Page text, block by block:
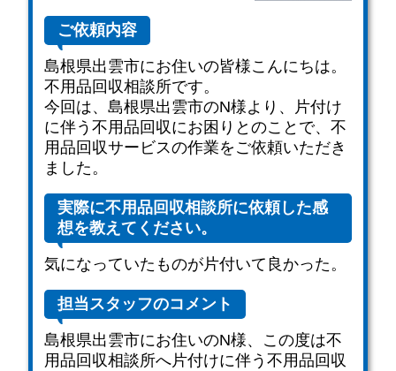
ご依頼内容
島根県出雲市にお住いの皆様こんにちは。
不用品回収相談所です。
今回は、島根県出雲市のN様より、片付け
に伴う不用品回収にお困りとのことで、不
用品回収サービスの作業をご依頼いただき
ました。
実際に不用品回収相談所に依頼した感
想を教えてください。
気になっていたものが片付いて良かった。
担当スタッフのコメント
島根県出雲市にお住いのN様、この度は不
用品回収相談所へ片付けに伴う不用品回収